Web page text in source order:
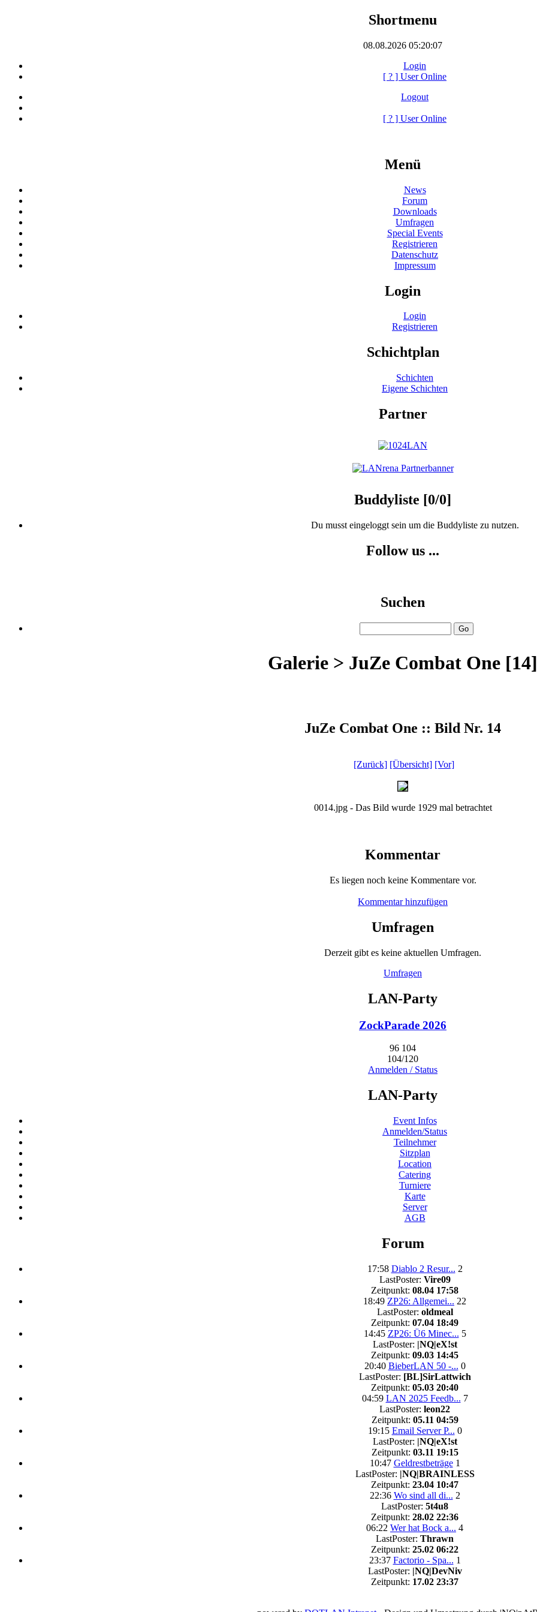
Shortmenu
08.08.2026 05:20:07
Login
[ ? ] User Online
Logout
[ ? ] User Online
Menü
News
Forum
Downloads
Umfragen
Special Events
Registrieren
Datenschutz
Impressum
Login
Login
Registrieren
Schichtplan
Schichten
Eigene Schichten
Partner
Buddyliste [0/0]
Du musst eingeloggt sein um die Buddyliste zu nutzen.
Follow us ...
Suchen
Galerie > JuZe Combat One [14]
JuZe Combat One :: Bild Nr. 14
[Zurück] [Übersicht] [Vor]
0014.jpg - Das Bild wurde 1929 mal betrachtet
Kommentar
Es liegen noch keine Kommentare vor.
Kommentar hinzufügen
Umfragen
Derzeit gibt es keine aktuellen Umfragen.
Umfragen
LAN-Party
ZockParade 2026
96 104
104/120
Anmelden / Status
LAN-Party
Event Infos
Anmelden/Status
Teilnehmer
Sitzplan
Location
Catering
Turniere
Karte
Server
AGB
Forum
17:58 Diablo 2 Resur... 2
LastPoster: Vire09
Zeitpunkt: 08.04 17:58
18:49 ZP26: Allgemei... 22
LastPoster: oldmeal
Zeitpunkt: 07.04 18:49
14:45 ZP26: Ü6 Minec... 5
LastPoster: |NQ|eX!st
Zeitpunkt: 09.03 14:45
20:40 BieberLAN 50 -... 0
LastPoster: [BL]SirLattwich
Zeitpunkt: 05.03 20:40
04:59 LAN 2025 Feedb... 7
LastPoster: leon22
Zeitpunkt: 05.11 04:59
19:15 Email Server P... 0
LastPoster: |NQ|eX!st
Zeitpunkt: 03.11 19:15
10:47 Geldrestbeträge 1
LastPoster: |NQ|BRAINLESS
Zeitpunkt: 23.04 10:47
22:36 Wo sind all di... 2
LastPoster: 5t4u8
Zeitpunkt: 28.02 22:36
06:22 Wer hat Bock a... 4
LastPoster: Thrawn
Zeitpunkt: 25.02 06:22
23:37 Factorio - Spa... 1
LastPoster: |NQ|DevNiv
Zeitpunkt: 17.02 23:37